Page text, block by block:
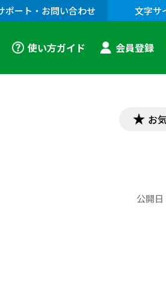
ポート・お問い合わせ 文字サ
使い方ガイド 会員登録
お
公開日